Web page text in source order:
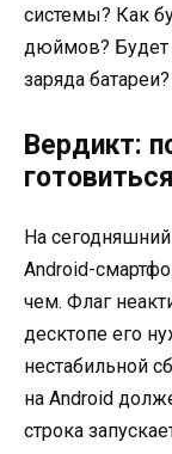
системы? Как
дюймов? Будет
заряда
Вердикт:
На
Android-
чем. Флаг
десктопе его
нестабильной
на Android
строка